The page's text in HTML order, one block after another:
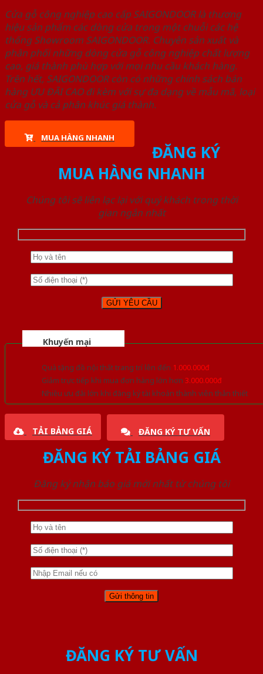
Cửa gỗ công nghiệp cao cấp SAIGONDOOR là thương
hiệu sản phẩm các dòng cửa trong một chuỗi các hệ
thống Showroom SAIGONDOOR. Chuyên sản xuất và
phân phối những dòng cửa gỗ công nghiệp chất lượng
cao, giá thành phù hợp với mọi nhu cầu khách hàng.
Trên hết, SAIGONDOOR còn có những chính sách bán
hàng ƯU ĐÃI CAO đi kèm với sự đa dạng về mẫu mã, loại
cửa gỗ và cả phân khúc giá thành.
MUA HÀNG NHANH
ĐĂNG KÝ
MUA HÀNG NHANH
Chúng tôi sẽ liên lạc lại với quý khách trong thời
gian ngắn nhất
Khuyến mại
Quà tặng đồ nội thất trang trí lên đến 1.000.000đ
Giảm trực tiếp khi mua đơn hàng lớn hơn 3.000.000đ
Nhiều ưu đãi lớn khi đăng ký tài khoản thành viên thân thiết
TẢI BẢNG GIÁ ĐĂNG KÝ TƯ VẤN
ĐĂNG KÝ TẢI BẢNG GIÁ
Đăng ký nhận báo giá mới nhất từ chúng tôi
ĐĂNG KÝ TƯ VẤN